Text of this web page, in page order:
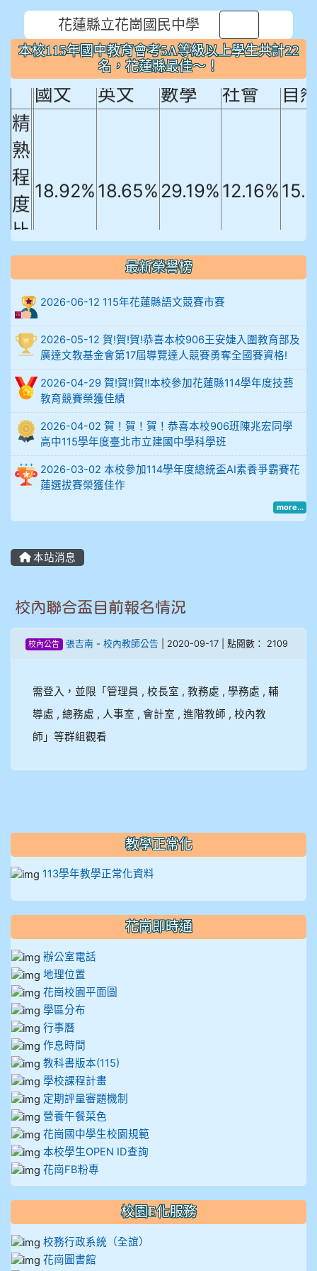
花蓮縣立花崗國民中學
本校115年國中教育會考5A等級以上學生共計22
名，花蓮縣最佳～！
本校115年國中教育會考5A等級以上
學生共計22名，花蓮縣最佳～！
國文
英文 數學 社會
自
精
熟
程
度
比
例
18.92% 18.65% 29.19% 12.16%
906陳兆宏 5A10+ 作文5
912余 嘉 5A10+
914謝佩臻 5A10+
902蘇奕愷
903陳品帆
904彭子庭
905蔣昇和
905周沛蓉
905鄭瑀安
907張晏寧
909林柏翰
909林玉楓
909林朝智
910呂芃澔
910溫婕伶
911王祉傑
911張 婷
912彭子宸
914王苡澄
最新榮譽榜
2026-06-12 115年花蓮縣語文競賽市賽
2026-05-12 賀!賀!賀!恭喜本校906王安婕入圍教育部及
廣達文教基金會第17屆導覽達人競賽勇奪全國賽資格!
2026-04-29 賀!賀!!賀!!本校參加花蓮縣114學年度技藝
教育競賽榮獲佳績
2026-04-02 賀！賀！賀！恭喜本校906班陳兆宏同學
高中115學年度臺北市立建國中學科學班
2026-03-02 本校參加114學年度總統盃AI素養爭霸賽花
蓮選拔賽榮獲佳作
more...
本站消息
校內聯合盃目前報名情況
校內公告 張吉南 - 校內教師公告 | 2020-09-17 | 點閱數： 2109
需登入，並限「管理員 , 校長室 , 教務處 , 學務處 , 輔
導處 , 總務處 , 人事室 , 會計室 , 進階教師 , 校內教
師」等群組觀看
教學正常化
113學年教學正常化資料
花崗即時通
辦公室電話
地理位置
花崗校園平面圖
學區分布
行事曆
作息時間
教科書版本(115)
學校課程計畫
定期評量審題機制
營養午餐菜色
花崗國中學生校園規範
本校學生OPEN ID查詢
花崗FB粉專
校園E化服務
校務行政系統（全誼）
花崗圖書館